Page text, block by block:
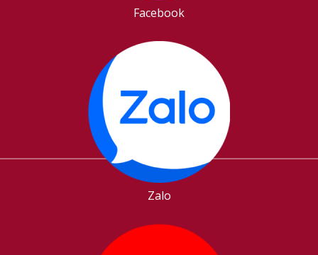
Facebook
Zalo